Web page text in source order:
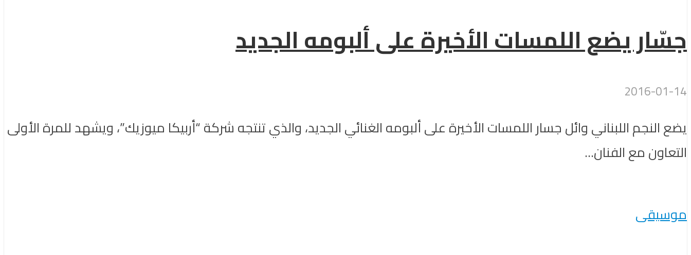
جسّار يضع اللمسات الأخيرة على ألبومه الجديد
2016-01-14
يضع النجم اللبناني وائل جسار اللمسات الأخيرة على ألبومه الغنائي الجديد، والذي تنتجه شركة “أربيكا ميوزيك”، ويشهد للمرة الأولى
التعاون مع الفنان...
موسيقى